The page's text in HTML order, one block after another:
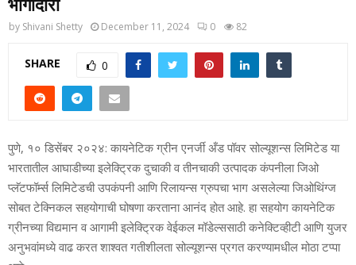
by Shivani Shetty December 11, 2024 0 82
SHARE 0
पुणे, १० डिसेंबर २०२४: कायनेटिक ग्रीन एनर्जी अँड पॉवर सोल्‍यूशन्‍स लिमिटेड या
भारतातील आघाडीच्‍या इलेक्ट्रिक दुचाकी व तीनचाकी उत्‍पादक कंपनीला जिओ
प्‍लॅटफॉर्म्‍स लिमिटेडची उपकंपनी आणि रिलायन्‍स ग्रुपचा भाग असलेल्‍या जिओथिंग्‍ज
सोबत टेक्निकल सहयोगाची घोषणा करताना आनंद होत आहे. हा सहयोग कायनेटिक
ग्रीनच्‍या विद्यमान व आगामी इलेक्ट्रिक वेईकल मॉडेल्‍ससाठी कनेक्टिव्‍हीटी आणि युजर
अनुभवांमध्‍ये वाढ करत शाश्‍वत गतीशीलता सोल्‍यूशन्‍स प्रगत करण्‍यामधील मोठा टप्‍पा